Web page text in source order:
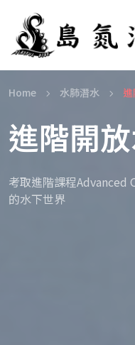
Home 水肺潛水
進階開
考取進階課程Advanced
的水下世界